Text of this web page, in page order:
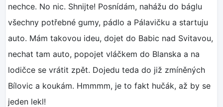
nechce. No nic. Shnijte! Posnídám, nahážu do báglu
všechny potřebné gumy, pádlo a Pálavičku a startuju
auto. Mám takovou ideu, dojet do Babic nad Svitavou,
nechat tam auto, popojet vláčkem do Blanska a na
lodičce se vrátit zpět. Dojedu teda do již zmíněných
Bílovic a koukám. Hmmmm, je to fakt hučák, až by se
jeden lekl!